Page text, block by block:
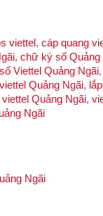
viettel, cáp quang
, chữ ký số Quảng
Viettel Quảng Ngãi,
Quảng Ngãi,
Quảng Ngãi,
Ngãi
Ngãi